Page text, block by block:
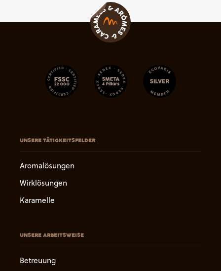
UNSERE TÄTIGKEITSFELDER
Aromalösungen
Wirklösungen
Karamelle
UNSERE ARBEITSWEISE
Betreuung